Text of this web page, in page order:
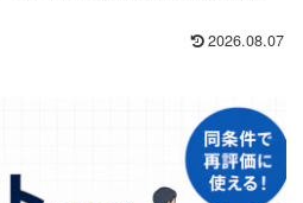
2026.08.07